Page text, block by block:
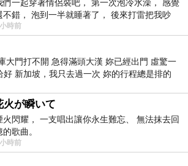
們一起穿著情侶裝吧， 第一次泡冷水澡， 感覺
不錯， 泡到一半就睡著了， 後來打雷把我吵
， 手
時前
大門打不開 急得滿頭大漢 妳已經出門 虛驚一
好 新加坡，我只去過一次 妳的行程總是排的
火が瞬いて
火閃耀， 一支唱出讓你永生難忘、 無法抹去回
的歌曲。
時前